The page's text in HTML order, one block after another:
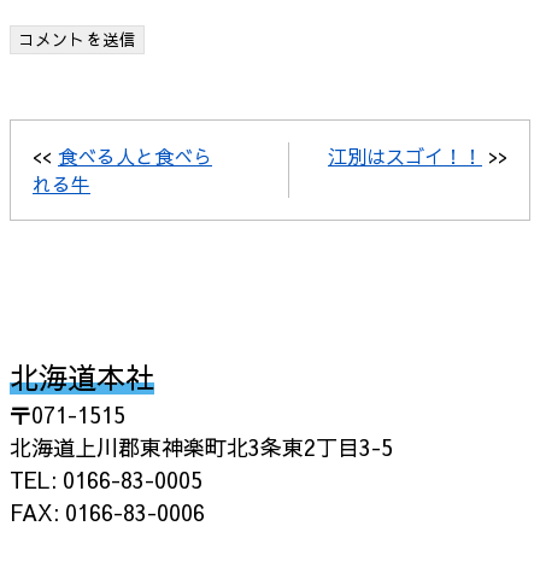
<< 食べる人と食べら
れる牛
江別はスゴイ！！ >>
北海道本社
〒071-1515
北海道上川郡東神楽町北3条東2丁目3-5
TEL: 0166-83-0005
FAX: 0166-83-0006